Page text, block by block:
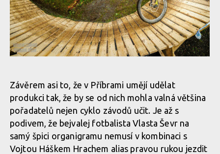
Report z Czech Downtown Series: Svatou horou nejrychleji
prolétl Leták
Závěrem asi to, že v Příbrami umějí udělat
produkci tak, že by se od nich mohla valná většina
pořadatelů nejen cyklo závodů učit. Je až s
podivem, že bejvalej fotbalista Vlasta Ševr na
samý špici organigramu nemusí v kombinaci s
Vojtou Háškem Hrachem alias pravou rukou jezdit